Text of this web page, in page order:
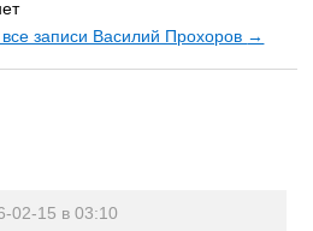
записи Василий Прохоров →
02-15 в 03:10